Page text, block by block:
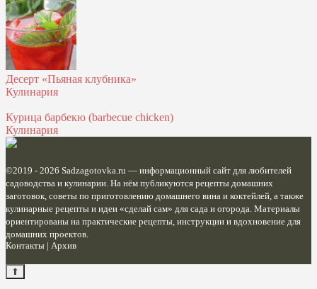
Десерт «Пьяная клубника»
Кулинария
Курица барбекю (barbecue chicken)
Кулинария
©2019 - 2026 Sadzagotovka.ru — информационный сайт для любителей
садоводства и кулинарии. На нём публикуются рецепты домашних
заготовок, советы по приготовлению домашнего вина и коктейлей, а также
кулинарные рецепты и идеи «сделай сам» для сада и огорода. Материалы
ориентированы на практические рецепты, инструкции и вдохновение для
домашних проектов.
Контакты | Архив